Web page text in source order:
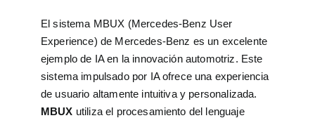
El sistema MBUX (Mercedes-Benz User
Experience) de Mercedes-Benz es un excelente
ejemplo de IA en la innovación automotriz. Este
sistema impulsado por IA ofrece una experiencia
de usuario altamente intuitiva y personalizada.
MBUX utiliza el procesamiento del lenguaje